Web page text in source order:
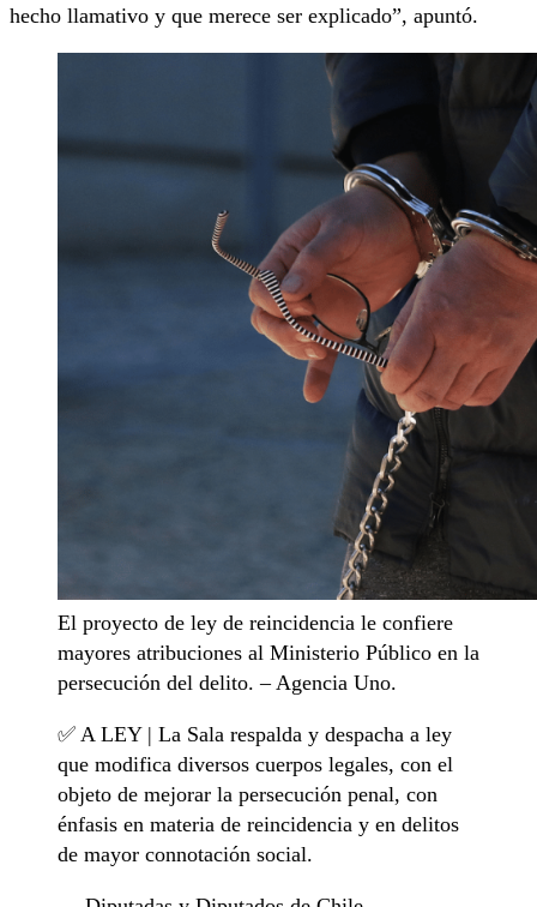
hecho llamativo y que merece ser explicado”, apuntó.
El proyecto de ley de reincidencia le confiere
mayores atribuciones al Ministerio Público en la
persecución del delito. – Agencia Uno.
✅ A LEY | La Sala respalda y despacha a ley
que modifica diversos cuerpos legales, con el
objeto de mejorar la persecución penal, con
énfasis en materia de reincidencia y en delitos
de mayor connotación social.